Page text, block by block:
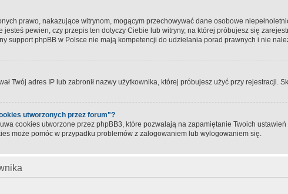
prawo, nakazujące witrynom, mogącym przechowywać dane osobowe
pewien, czy przepis ten dotyczy Ciebie lub witryny, na której próbujesz się
support phpBB w Polsce nie mają kompetencji do udzielania porad prawnych i nie
Twój adres IP lub zabronił nazwy użytkownika, której próbujesz użyć przy rejestracji.
utworzonych przez forum"?
cookies utworzone przez phpBB3, które pozwalają na zapamiętanie Twoich
może pomóc w przypadku problemów z zalogowaniem lub wylogowaniem się.